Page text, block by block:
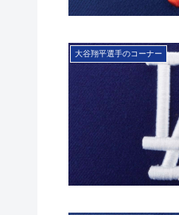
大谷翔平選手のコーナー